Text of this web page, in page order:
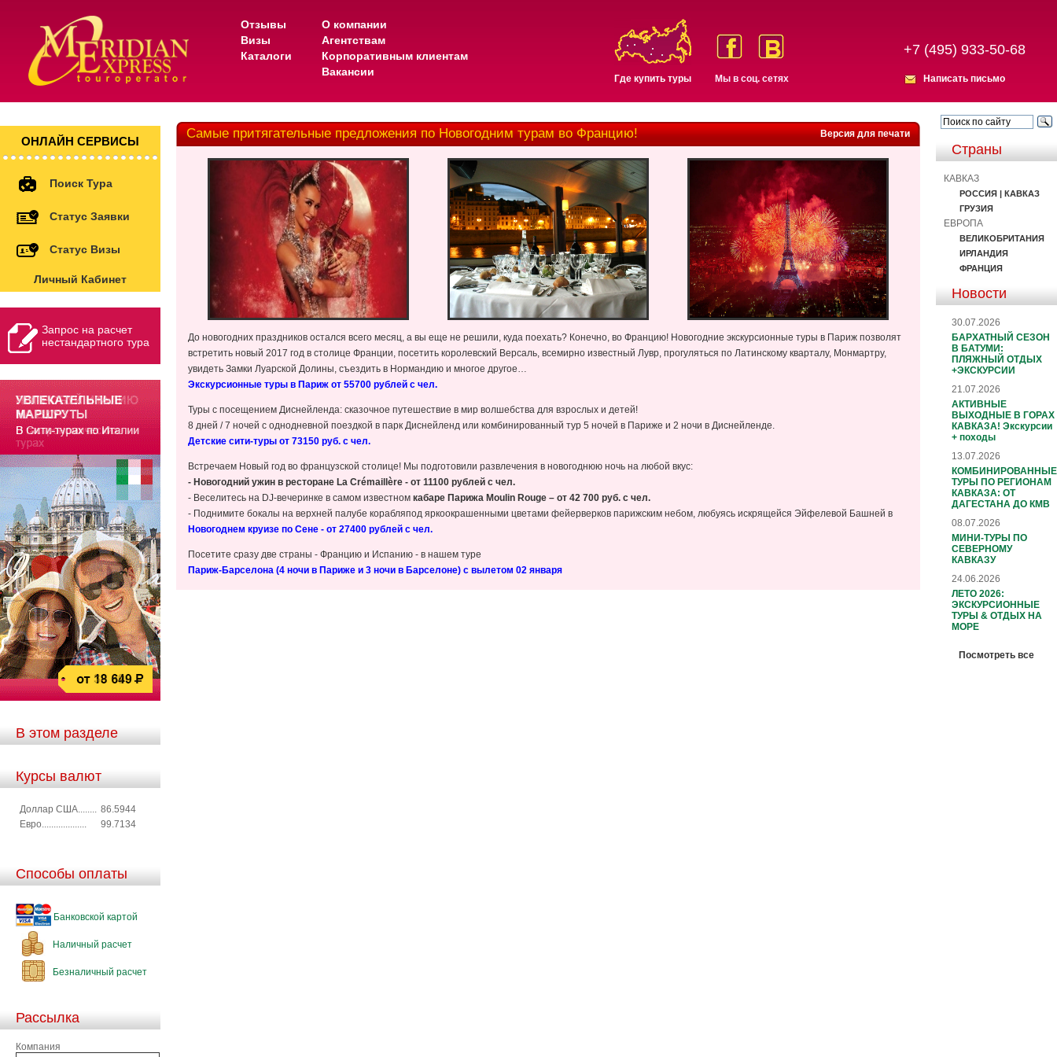
Отзывы
Визы
Каталоги
О компании
Агентствам
Корпоративным клиентам
Вакансии
Где купить туры Мы в соц. сетях
+7 (495) 933-50-68
Написать письмо
ОНЛАЙН СЕРВИСЫ
Поиск Тура
Статус Заявки
Статус Визы
Личный Кабинет
Запрос на расчет
нестандартного тура
В этом разделе
Курсы валют
Доллар США........ 86.5944
Евро...................
99.7134
Способы оплаты
Банковской картой
Наличный расчет
Безналичный расчет
Рассылка
Компания
Версия для печати
Самые притягательные предложения по Новогодним турам во Францию!
До новогодних праздников остался всего месяц, а вы еще не решили, куда поехать? Конечно, во Францию! Новогодние экскурсионные туры в Париж позволят
встретить новый 2017 год в столице Франции, посетить королевский Версаль, всемирно известный Лувр, прогуляться по Латинскому кварталу, Монмартру,
увидеть Замки Луарской Долины, съездить в Нормандию и многое другое…
Экскурсионные туры в Париж от 55700 рублей с чел.
Туры с посещением Диснейленда: сказочное путешествие в мир волшебства для взрослых и детей!
8 дней / 7 ночей с однодневной поездкой в парк Диснейленд или комбинированный тур 5 ночей в Париже и 2 ночи в Диснейленде.
Детские сити-туры от 73150 руб. с чел.
Встречаем Новый год во французской столице! Мы подготовили развлечения в новогоднюю ночь на любой вкус:
- Новогодний ужин в ресторане La Crémaillère - от 11100 рублей с чел.
- Веселитесь на DJ-вечеринке в самом известном кабаре Парижа Moulin Rouge – от 42 700 руб. с чел.
- Поднимите бокалы на верхней палубе корабляпод яркоокрашенными цветами фейерверков парижским небом, любуясь искрящейся Эйфелевой Башней в
Новогоднем круизе по Сене - от 27400 рублей с чел.
Посетите сразу две страны - Францию и Испанию - в нашем туре
Париж-Барселона (4 ночи в Париже и 3 ночи в Барселоне) с вылетом 02 января
Страны
КАВКАЗ
РОССИЯ | КАВКАЗ
ГРУЗИЯ
ЕВРОПА
ВЕЛИКОБРИТАНИЯ
ИРЛАНДИЯ
ФРАНЦИЯ
Новости
30.07.2026
БАРХАТНЫЙ СЕЗОН
В БАТУМИ:
ПЛЯЖНЫЙ ОТДЫХ
+ЭКСКУРСИИ
21.07.2026
АКТИВНЫЕ
ВЫХОДНЫЕ В ГОРАХ
КАВКАЗА! Экскурсии
+ походы
13.07.2026
КОМБИНИРОВАННЫЕ
ТУРЫ ПО РЕГИОНАМ
КАВКАЗА: ОТ
ДАГЕСТАНА ДО КМВ
08.07.2026
МИНИ-ТУРЫ ПО
СЕВЕРНОМУ
КАВКАЗУ
24.06.2026
ЛЕТО 2026:
ЭКСКУРСИОННЫЕ
ТУРЫ & ОТДЫХ НА
МОРЕ
Посмотреть все